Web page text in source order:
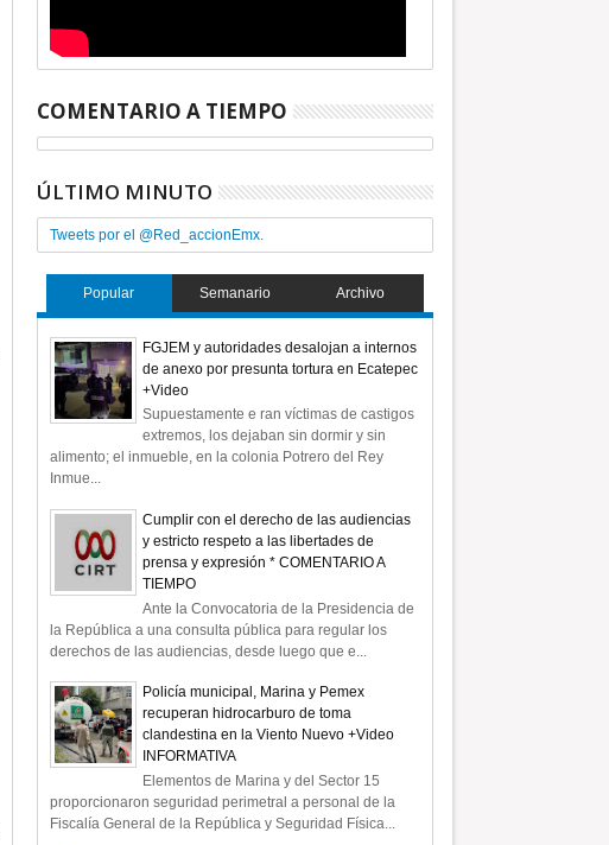
COMENTARIO A TIEMPO
ÚLTIMO MINUTO
Tweets por el @Red_accionEmx.
Popular Semanario Archivo
FGJEM y autoridades desalojan a internos
de anexo por presunta tortura en Ecatepec
+Video
Supuestamente e ran víctimas de castigos
extremos, los dejaban sin dormir y sin
alimento; el inmueble, en la colonia Potrero del Rey
Inmue...
Cumplir con el derecho de las audiencias
y estricto respeto a las libertades de
prensa y expresión * COMENTARIO A
TIEMPO
Ante la Convocatoria de la Presidencia de
la República a una consulta pública para regular los
derechos de las audiencias, desde luego que e...
Policía municipal, Marina y Pemex
recuperan hidrocarburo de toma
clandestina en la Viento Nuevo +Video
INFORMATIVA
Elementos de Marina y del Sector 15
proporcionaron seguridad perimetral a personal de la
Fiscalía General de la República y Seguridad Física...